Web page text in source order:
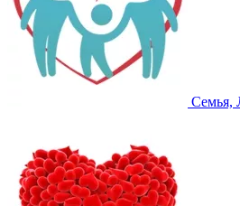
Семья,